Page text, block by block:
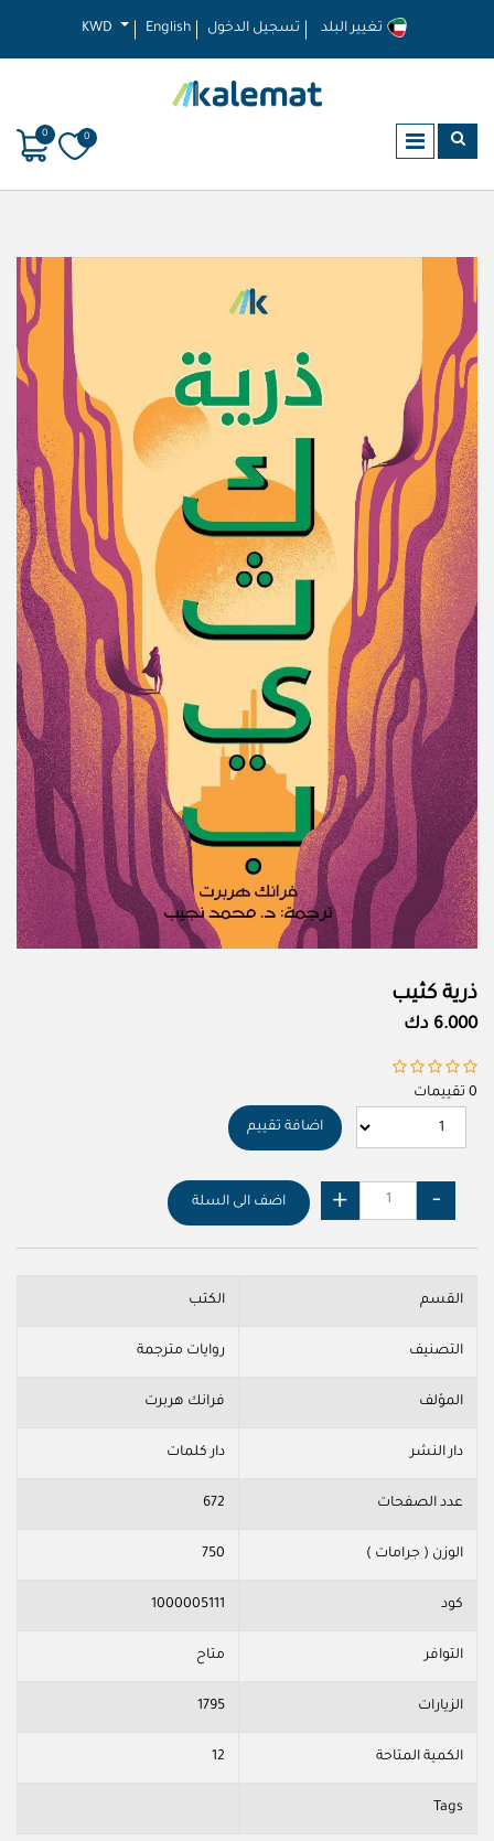
KWD English تسجيل الدخول
0
0
ذرية كثيب
6.000 دك
0 تقييمات
اضافة تقييم
اضف الى السلة
القسم الكتب
التصنيف روايات مترجمة
المؤلف فرانك هربرت
دار النشر دار كلمات
عدد الصفحات 672
الوزن ( جرامات ) 750
كود 1000005111
التوافر متاح
الزيارات 1795
الكمية المتاحة 12
Tags